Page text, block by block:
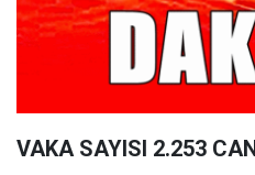
VAKA SAYISI 2.253